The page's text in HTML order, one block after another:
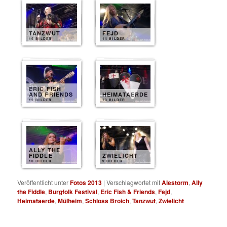
TANZWUT
15 BILDER
FEJD
14 BILDER
ERIC FISH
AND FRIENDS
12 BILDER
HEIMATAERDE
13 BILDER
ALLY THE
FIDDLE
10 BILDER
ZWIELICHT
9 BILDER
Veröffentlicht unterFotos 2013 |Verschlagwortet mitAlestorm,Ally
the Fiddle, Burgfolk Festival, Eric Fish & Friends,Fejd,
Heimataerde,Mülheim,Schloss Broich,Tanzwut,Zwielicht